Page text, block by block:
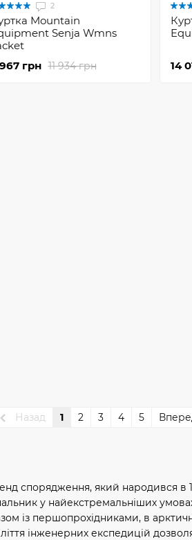
спорядження, який народився в
у найекстремальніших
із першопрохідниками, в
інженерних експедицій
2
Mountain
Senja Wmns
11 934 грн
грн 14
Назад 1 2 3 4 5